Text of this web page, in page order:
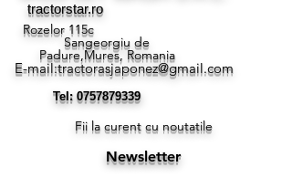
tractorstar.ro
Rozelor 115c
Sangeorgiu de
Padure,Mures, Romania
E-mail:tractorasjaponez@gmail.com
Tel: 0757879339
Fii la curent cu noutatile
Newsletter